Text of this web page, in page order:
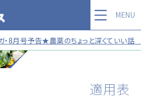
8月号予告★農薬のちょっと深くていい
MENU
適用表